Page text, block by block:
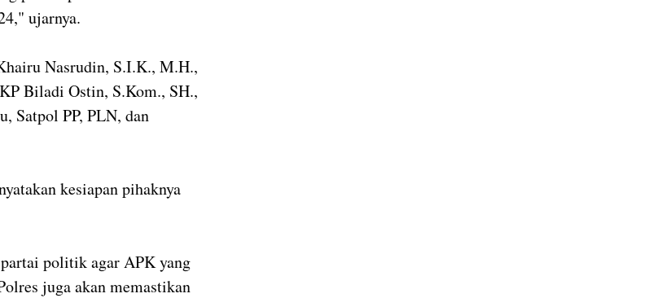
ujarnya.
Nasrudin, S.I.K., M.H.,
Biladi Ostin, S.Kom., SH.,
Satpol PP, PLN, dan
kesiapan pihaknya
politik agar APK yang
juga akan memastikan